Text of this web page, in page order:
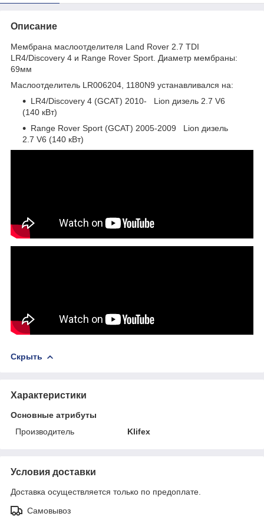
Описание
Мембрана маслоотделителя Land Rover 2.7 TDI
LR4/Discovery 4 и Range Rover Sport. Диаметр мембраны:
69мм
Маслоотделитель LR006204, 1180N9 устанавливался на:
LR4/Discovery 4 (GCAT) 2010- Lion дизель 2.7 V6
(140 кВт)
Range Rover Sport (GCAT) 2005-2009 Lion дизель
2.7 V6 (140 кВт)
Скрыть
Характеристики
Основные атрибуты
Производитель
Klifex
Условия доставки
Доставка осуществляется только по предоплате.
Самовывоз